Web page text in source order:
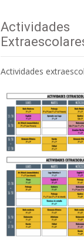
Actividades
Actividades